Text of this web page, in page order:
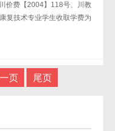
价费【2004】118号、川教
复技术专业学生收取学费为
页 尾页